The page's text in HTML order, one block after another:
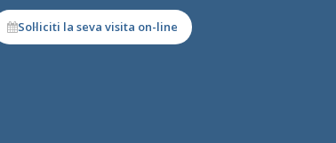
Sol·liciti la seva visita on-line